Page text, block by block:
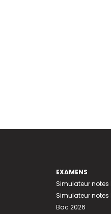
EXAMENS
Simulateur notes
Simulateur notes
Bac 2026